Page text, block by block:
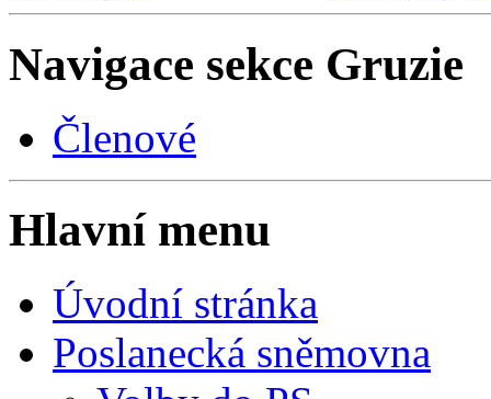
Navigace sekce Gruzie
Členové
Hlavní menu
Úvodní stránka
Poslanecká sněmovna